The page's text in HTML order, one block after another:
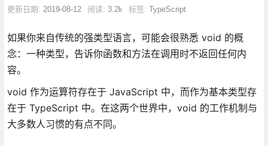
更新日期: 2019-08-12 阅读: 3.2k 标签: TypeScript
如果你来自传统的强类型语言，可能会很熟悉 void 的概
念：一种类型，告诉你函数和方法在调用时不返回任何内
容。
void 作为运算符存在于 JavaScript 中，而作为基本类型存
在于 TypeScript 中。在这两个世界中，void 的工作机制与
大多数人习惯的有点不同。